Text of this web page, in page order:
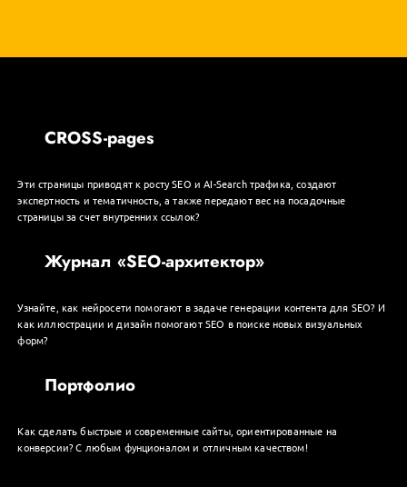
CROSS-pages
Эти страницы приводят к росту SEO и AI-Search трафика, создают
экспертность и тематичность, а также передают вес на посадочные
страницы за счет внутренних ссылок?
Журнал «SEO-архитектор»
Узнайте, как нейросети помогают в задаче генерации контента для SEO? И
как иллюстрации и дизайн помогают SEO в поиске новых визуальных
форм?
Портфолио
Как сделать быстрые и современные сайты, ориентированные на
конверсии? С любым фунционалом и отличным качеством!